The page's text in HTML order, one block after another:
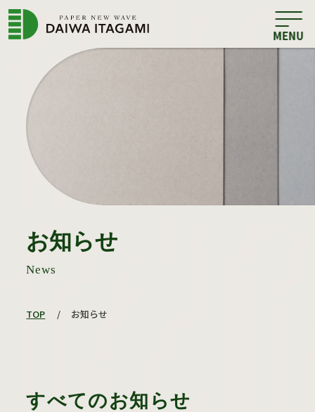
お知らせ
News
TOP / お知らせ
すべてのお知らせ